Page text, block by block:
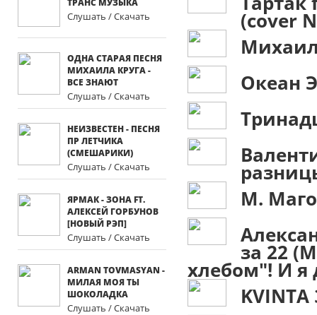
ТРАНС МУЗЫКА
Слушать / Скачать
ОДНА СТАРАЯ ПЕСНЯ
МИХАИЛА КРУГА -
ВСЕ ЗНАЮТ
Слушать / Скачать
НЕИЗВЕСТЕН - ПЕСНЯ
ПР ЛЕТЧИКА
(СМЕШАРИКИ)
Слушать / Скачать
ЯРМАК - ЗОНА FT.
АЛЕКСЕЙ ГОРБУНОВ
[НОВЫЙ РЭП]
Слушать / Скачать
ARMAN TOVMASYAN -
МИЛАЯ МОЯ ТЫ
ШОКОЛАДКА
Слушать / Скачать
(cover
Океан
М.
за 22
хлебом"! И я
KVINTA